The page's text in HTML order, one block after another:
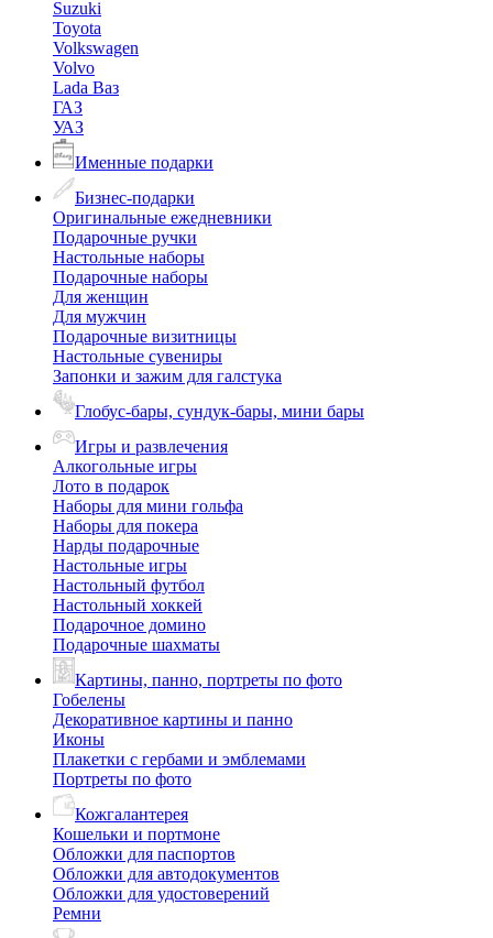
Suzuki
Toyota
Volkswagen
Volvo
Lada Ваз
ГАЗ
УАЗ
Именные подарки
Бизнес-подарки
Оригинальные ежедневники
Подарочные ручки
Настольные наборы
Подарочные наборы
Для женщин
Для мужчин
Подарочные визитницы
Настольные сувениры
Запонки и зажим для галстука
Глобус-бары, сундук-бары, мини бары
Игры и развлечения
Алкогольные игры
Лото в подарок
Наборы для мини гольфа
Наборы для покера
Нарды подарочные
Настольные игры
Настольный футбол
Настольный хоккей
Подарочное домино
Подарочные шахматы
Картины, панно, портреты по фото
Гобелены
Декоративное картины и панно
Иконы
Плакетки с гербами и эмблемами
Портреты по фото
Кожгалантерея
Кошельки и портмоне
Обложки для паспортов
Обложки для автодокументов
Обложки для удостоверений
Ремни